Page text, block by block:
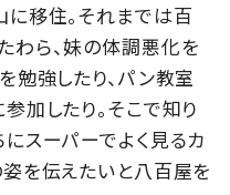
移住。それまでは百
わら、妹の体調悪化を
勉強したり、パン教室
加したり。そこで知り
スーパーでよく見るカ
を伝えたいと八百屋を